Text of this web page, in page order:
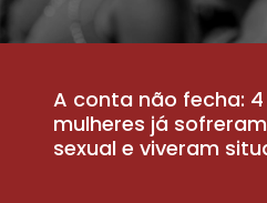
A conta não fecha:
mulheres já
sexual e viveram